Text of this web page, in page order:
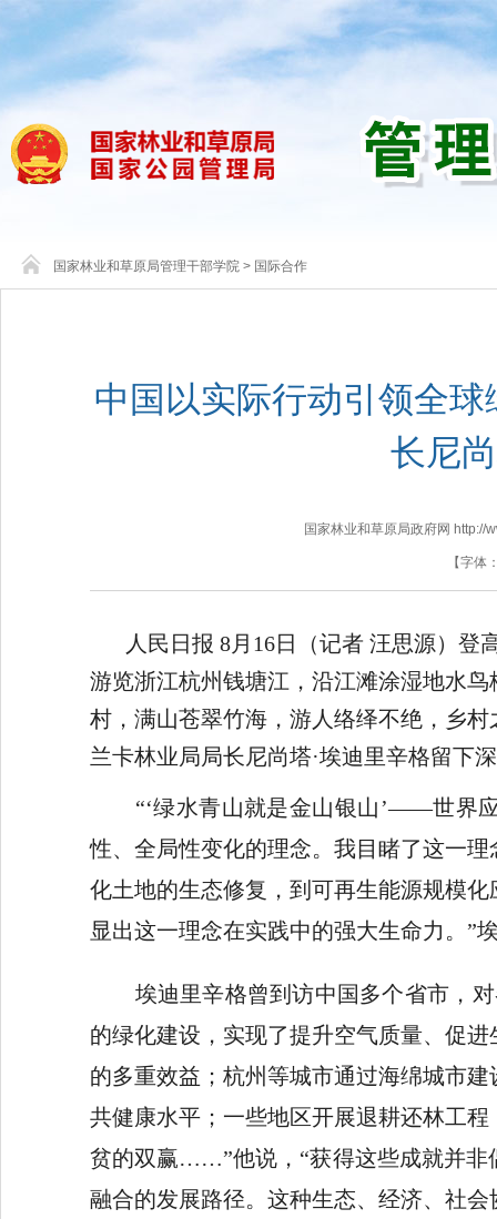
国家林业和草原局管理干部学院 > 国际合作
中国以实际行动引领全
长尼
国家林业和草原局政府网 http://
【字体
人民日报 8月16日（记者 汪思源）登
游览浙江杭州钱塘江，沿江滩涂湿地水
村，满山苍翠竹海，游人络绎不绝，乡
兰卡林业局局长尼尚塔·埃迪里辛格留下
“‘绿水青山就是金山银山’——世界应
性、全局性变化的理念。我目睹了这一
化土地的生态修复，到可再生能源规模
显出这一理念在实践中的强大生命力。”
埃迪里辛格曾到访中国多个省市，对
的绿化建设，实现了提升空气质量、促
的多重效益；杭州等城市通过海绵城市
共健康水平；一些地区开展退耕还林工
贫的双赢……”他说，“获得这些成就并非
融合的发展路径。这种生态、经济、社